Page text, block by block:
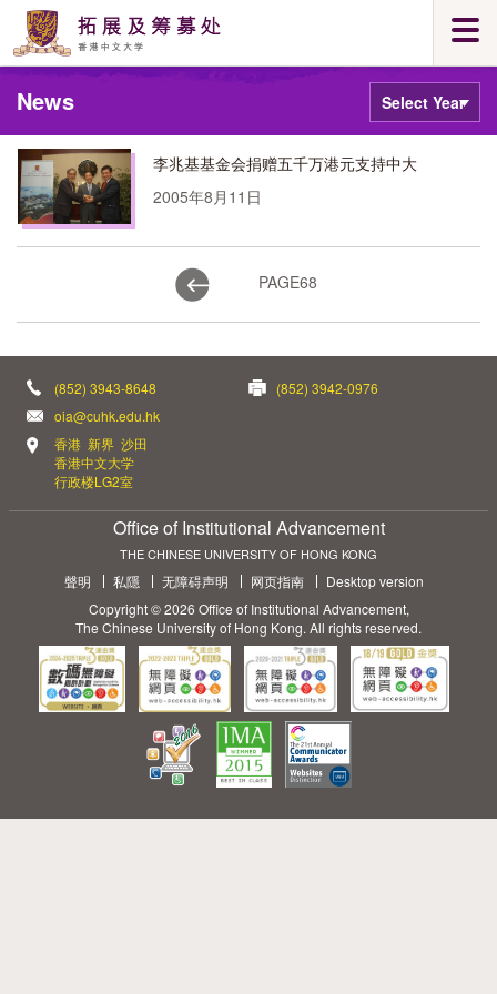
Skip
main
content
News Select Year
李兆基基金会捐赠五千万港元支持中大
2005年8月11日
PAGE68
(852) 3943-8648
(852) 3942-0976
oia@cuhk.edu.hk
香港 新界 沙田
香港中文大学
行政楼LG2室
Office of Institutional Advancement
THE CHINESE UNIVERSITY OF HONG KONG
聲明 私隱 无障碍声明 网页指南
Desktop version
Copyright © 2026 Office of Institutional Advancement,
The Chinese University of Hong Kong. All rights reserved.